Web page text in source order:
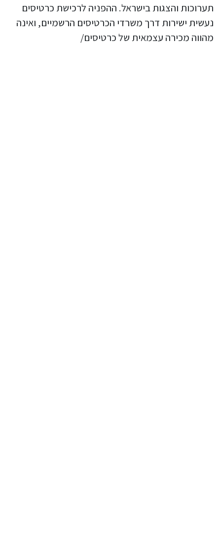
תערוכות והצגות בישראל. ההפניה לרכישת כרטיסים
נעשית ישירות דרך משרדי הכרטיסים הרשמיים, ואינה
מהווה מכירה עצמאית של כרטיסים/